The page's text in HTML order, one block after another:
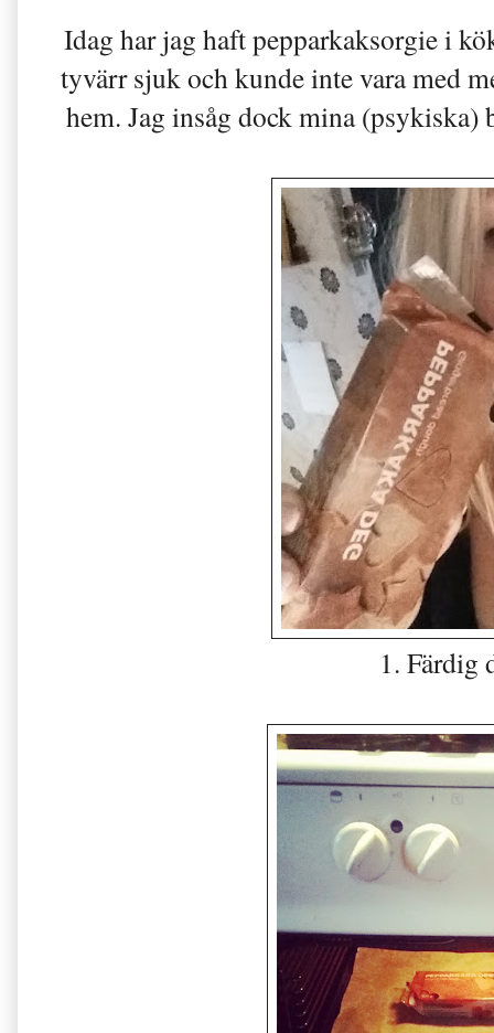
Idag har jag haft pepparkaksorgie i
tyvärr sjuk och kunde inte vara med
hem. Jag insåg dock mina (psykiska)
1. Färdig